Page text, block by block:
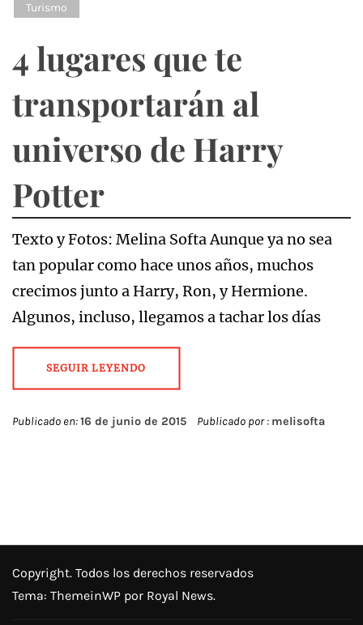
Turismo
4 lugares que te
transportarán al
universo de Harry
Potter
Texto y Fotos: Melina Softa Aunque ya no sea
tan popular como hace unos años, muchos
crecimos junto a Harry, Ron, y Hermione.
Algunos, incluso, llegamos a tachar los días
SEGUIR LEYENDO
Publicado en:16 de junio de 2015 Publicado por : melisofta
Copyright. Todos los derechos reservados
Tema: ThemeinWP por Royal News.